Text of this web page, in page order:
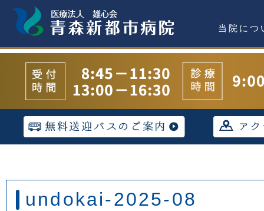
当院につ
undokai-2025-08